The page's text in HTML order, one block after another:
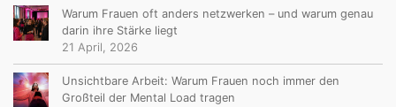
Warum Frauen oft anders netzwerken – und warum genau
darin ihre Stärke liegt
21 April, 2026
Unsichtbare Arbeit: Warum Frauen noch immer den
Großteil der Mental Load tragen